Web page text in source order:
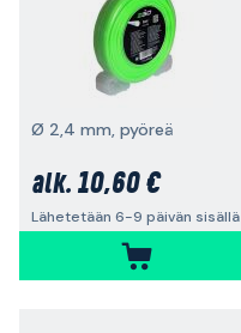
Ø 2,4 mm, pyöreä
alk. 10,60 €
Lähetetään 6-9 päivän sisällä